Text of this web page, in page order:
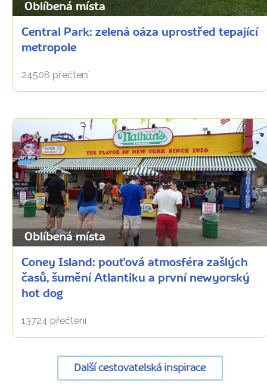
Oblíbená místa
Central Park: zelená oáza uprostřed tepající
metropole
24508 přečtení
Oblíbená místa
Coney Island: pouťová atmosféra zašlých
časů, šumění Atlantiku a první newyorský
hot dog
13724 přečtení
Další cestovatelská inspirace